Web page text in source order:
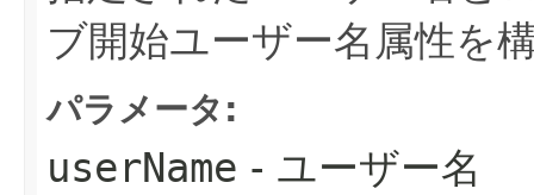
ブ開始ユーザー名属性を
パラメータ:
userName - ユーザー名